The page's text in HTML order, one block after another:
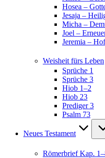
Hosea –
Jesaja –
Micha –
Joel –
Jeremia –
Weisheit fürs Leben
Sprüche 1
Sprüche 3
Hiob 1–2
Hiob 23
Prediger 3
Psalm 73
Neues Testament
Römerbrief Kap.